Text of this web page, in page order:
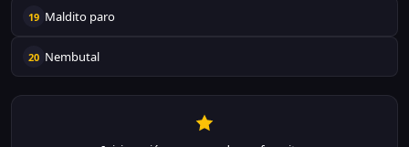
19 Maldito paro
20 Nembutal